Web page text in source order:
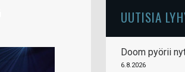
UUTISIA
Doom pyörii
6.8.2026